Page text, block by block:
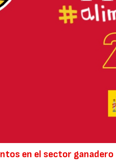
en el sector ganadero